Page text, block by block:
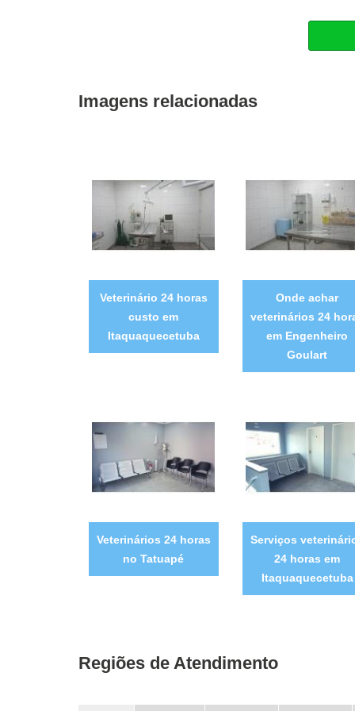
Imagens relacionadas
Veterinário 24 horas
custo em
Itaquaquecetuba
Onde achar
veterinários 24
em Engenheiro
Goulart
Veterinários 24 horas
no Tatuapé
Serviços
24 horas em
Itaquaquecetuba
Regiões de Atendimento